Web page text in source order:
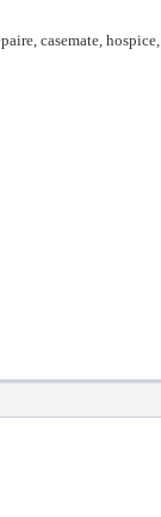
casemate,